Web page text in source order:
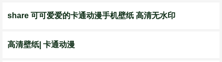
share 可可爱爱的卡通动漫手机壁纸 高清无水印
高清壁纸| 卡通动漫